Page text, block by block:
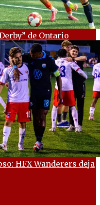
de Ontario
HFX Wanderers deja